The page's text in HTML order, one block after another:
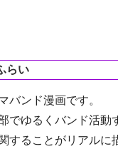
らい
バンド漫画です。
でゆるくバンド活動
することがリアルに